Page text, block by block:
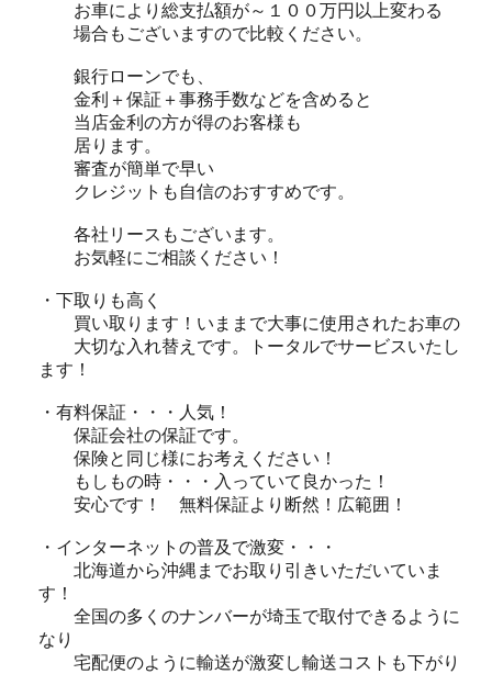
お車により総支払額が～１００万円以上変わる
場合もございますので比較ください。
銀行ローンでも、
金利＋保証＋事務手数などを含めると
当店金利の方が得のお客様も
居ります。
審査が簡単で早い
クレジットも自信のおすすめです。
各社リースもございます。
お気軽にご相談ください！
・下取りも高く
買い取ります！いままで大事に使用されたお車の
大切な入れ替えです。トータルでサービスいたし
ます！
・有料保証・・・人気！
保証会社の保証です。
保険と同じ様にお考えください！
もしもの時・・・入っていて良かった！
安心です！ 無料保証より断然！広範囲！
・インターネットの普及で激変・・・
北海道から沖縄までお取り引きいただいていま
す！
全国の多くのナンバーが埼玉で取付できるように
なり
宅配便のように輸送が激変し輸送コストも下がり